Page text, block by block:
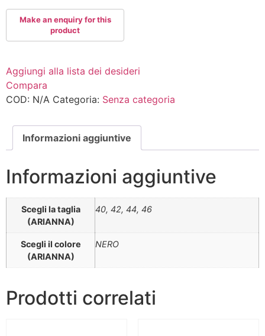
Aggiungi alla lista dei desideri
Compara
COD: N/A Categoria: Senza categoria
Informazioni aggiuntive
Informazioni aggiuntive
Scegli la taglia
(ARIANNA)
40, 42, 44, 46
Scegli il colore
(ARIANNA)
NERO
Prodotti correlati